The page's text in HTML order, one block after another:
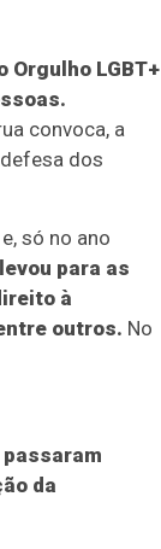
Orgulho LGBT+
convoca, a
dos
só no ano
para as
à
outros. No
passaram
da